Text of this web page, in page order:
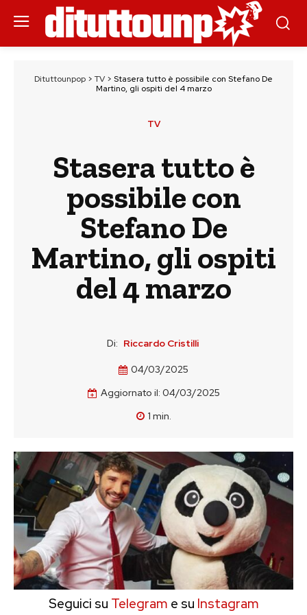
Dituttounpop > TV > Stasera tutto è possibile con Stefano De
Martino, gli ospiti del 4 marzo
TV
Stasera tutto è
possibile con
Stefano De
Martino, gli ospiti
del 4 marzo
Di: Riccardo Cristilli
04/03/2025
Aggiornato il: 04/03/2025
1 min.
Seguici su Telegram e su Instagram